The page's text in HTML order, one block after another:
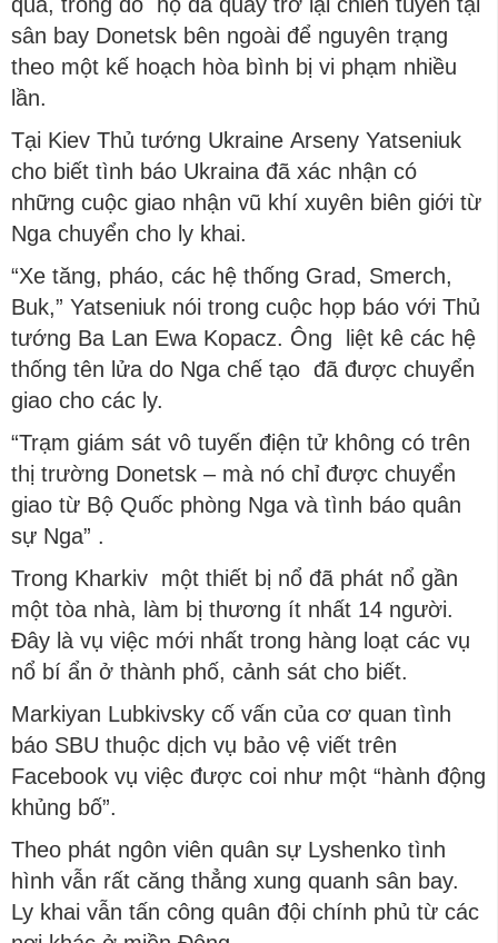
sân bay Donetsk bên ngoài để nguyên trạng
theo một kế hoạch hòa bình bị vi phạm nhiều
lần.
Tại Kiev Thủ tướng Ukraine Arseny Yatseniuk
cho biết tình báo Ukraina đã xác nhận có
những cuộc giao nhận vũ khí xuyên biên giới từ
Nga chuyển cho ly khai.
“Xe tăng, pháo, các hệ thống Grad, Smerch,
Buk,” Yatseniuk nói trong cuộc họp báo với Thủ
tướng Ba Lan Ewa Kopacz. Ông liệt kê các hệ
thống tên lửa do Nga chế tạo đã được chuyển
giao cho các ly.
“Trạm giám sát vô tuyến điện tử không có trên
thị trường Donetsk – mà nó chỉ được chuyển
giao từ Bộ Quốc phòng Nga và tình báo quân
sự Nga” .
Trong Kharkiv một thiết bị nổ đã phát nổ gần
một tòa nhà, làm bị thương ít nhất 14 người.
Đây là vụ việc mới nhất trong hàng loạt các vụ
nổ bí ẩn ở thành phố, cảnh sát cho biết.
Markiyan Lubkivsky cố vấn của cơ quan tình
báo SBU thuộc dịch vụ bảo vệ viết trên
Facebook vụ việc được coi như một “hành động
khủng bố”.
Theo phát ngôn viên quân sự Lyshenko tình
hình vẫn rất căng thẳng xung quanh sân bay.
Ly khai vẫn tấn công quân đội chính phủ từ các